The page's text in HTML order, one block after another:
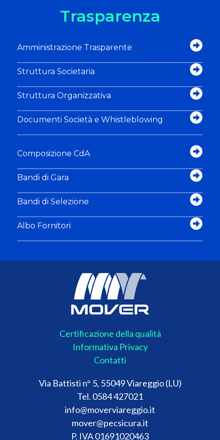
Trasparenza
Amministrazione Trasparente
Struttura Societaria
Struttura Organizzativa
Documenti Società e Whistleblowing
Composizione CdA
Bandi di Gara
Bandi di Selezione
Albo Fornitori
Certificazione della qualità
Informativa Privacy
Contatti
Via Battisti n° 5, 55049 Viareggio (LU)
Tel. 0584 427021
info@moverviareggio.it
mover@pecsicura.it
P. IVA 01691020463